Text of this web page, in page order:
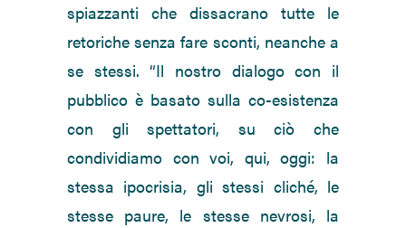
spiazzanti che dissacrano tutte le
retoriche senza fare sconti, neanche a
se stessi. “Il nostro dialogo con il
pubblico è basato sulla co-esistenza
con gli spettatori, su ciò che
condividiamo con voi, qui, oggi: la
stessa ipocrisia, gli stessi cliché, le
stesse paure, le stesse nevrosi, la